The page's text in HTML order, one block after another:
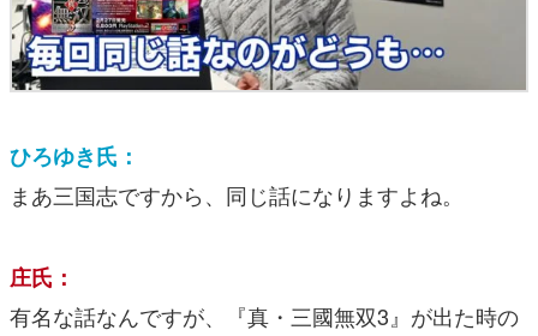
ひろゆき氏：
まあ三国志ですから、同じ話になりますよね。
庄氏：
有名な話なんですが、『真・三國無双3』が出た時の